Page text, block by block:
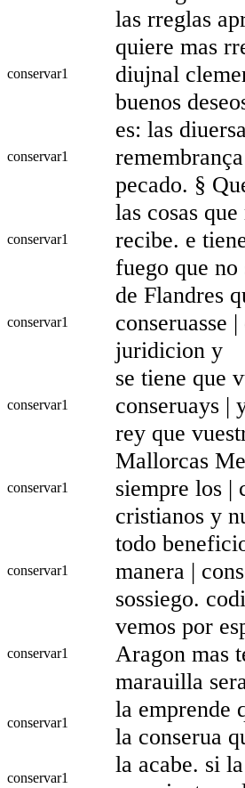
las rreglas
conservar1
quiere mas
diujnal
buenos
conservar1
es: las
pecado. §
conservar1
las cosas
recibe. e
fuego que no
conservar1
de Flandres
conseruasse
juridicion y
conservar1
se tiene que
conseruays |
rey que
conservar1
Mallorcas
siempre los |
cristianos y
conservar1
todo
manera |
sossiego.
conservar1
vemos por
Aragon mas
marauilla
conservar1
la emprende
la conserua
conservar1
la acabe. si